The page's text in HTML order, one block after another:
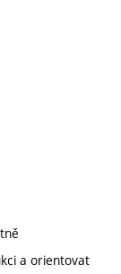
a orientovat